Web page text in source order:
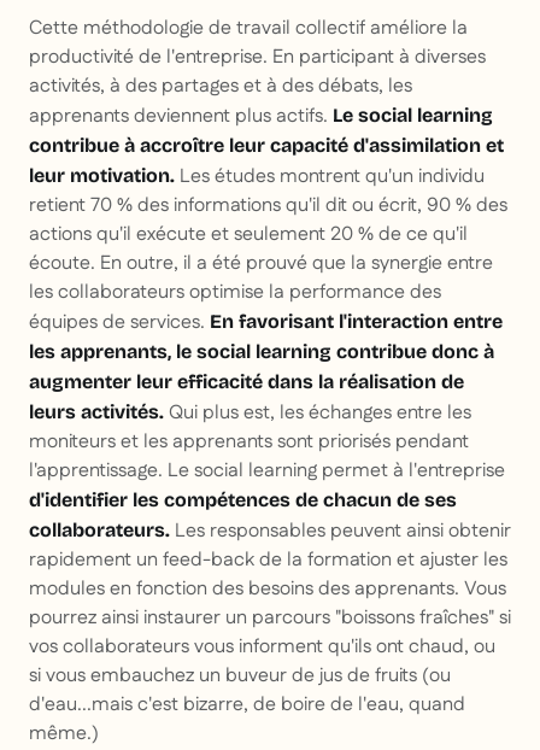
Cette méthodologie de travail collectif améliore la
productivité de l'entreprise. En participant à diverses
activités, à des partages et à des débats, les
apprenants deviennent plus actifs. Le social learning
contribue à accroître leur capacité d'assimilation et
leur motivation. Les études montrent qu'un individu
retient 70 % des informations qu'il dit ou écrit, 90 % des
actions qu'il exécute et seulement 20 % de ce qu'il
écoute. En outre, il a été prouvé que la synergie entre
les collaborateurs optimise la performance des
équipes de services. En favorisant l'interaction entre
les apprenants, le social learning contribue donc à
augmenter leur efficacité dans la réalisation de
leurs activités. Qui plus est, les échanges entre les
moniteurs et les apprenants sont priorisés pendant
l'apprentissage. Le social learning permet à l'entreprise
d'identifier les compétences de chacun de ses
collaborateurs. Les responsables peuvent ainsi obtenir
rapidement un feed-back de la formation et ajuster les
modules en fonction des besoins des apprenants. Vous
pourrez ainsi instaurer un parcours "boissons fraîches" si
vos collaborateurs vous informent qu'ils ont chaud, ou
si vous embauchez un buveur de jus de fruits (ou
d'eau...mais c'est bizarre, de boire de l'eau, quand
même.)